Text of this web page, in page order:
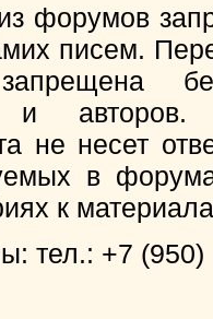
форумов
писем.
и
не несет
в
к
тел.: +7 (950)